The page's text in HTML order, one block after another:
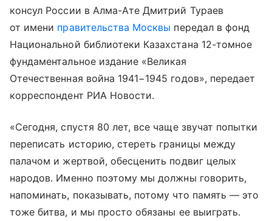
консул России в Алма-Ате Дмитрий Тураев
от имени правительства Москвы передал в фонд
Национальной библиотеки Казахстана 12-томное
фундаментальное издание «Великая
Отечественная война 1941−1945 годов», передает
корреспондент РИА Новости.
«Сегодня, спустя 80 лет, все чаще звучат попытки
переписать историю, стереть границы между
палачом и жертвой, обесценить подвиг целых
народов. Именно поэтому мы должны говорить,
напоминать, показывать, потому что память — это
тоже битва, и мы просто обязаны ее выиграть.